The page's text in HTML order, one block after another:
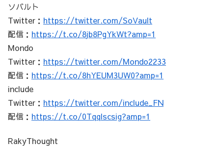
ソバルト
Twitter： https://twitter.com/SoVault
配信： https://t.co/8jb8PgYkWt?amp=1
Mondo
Twitter： https://twitter.com/Mondo2233
配信： https://t.co/8hYEUM3UW0?amp=1
include
Twitter： https://twitter.com/include_FN
配信： https://t.co/0Tqqlscsig?amp=1
RakyThought